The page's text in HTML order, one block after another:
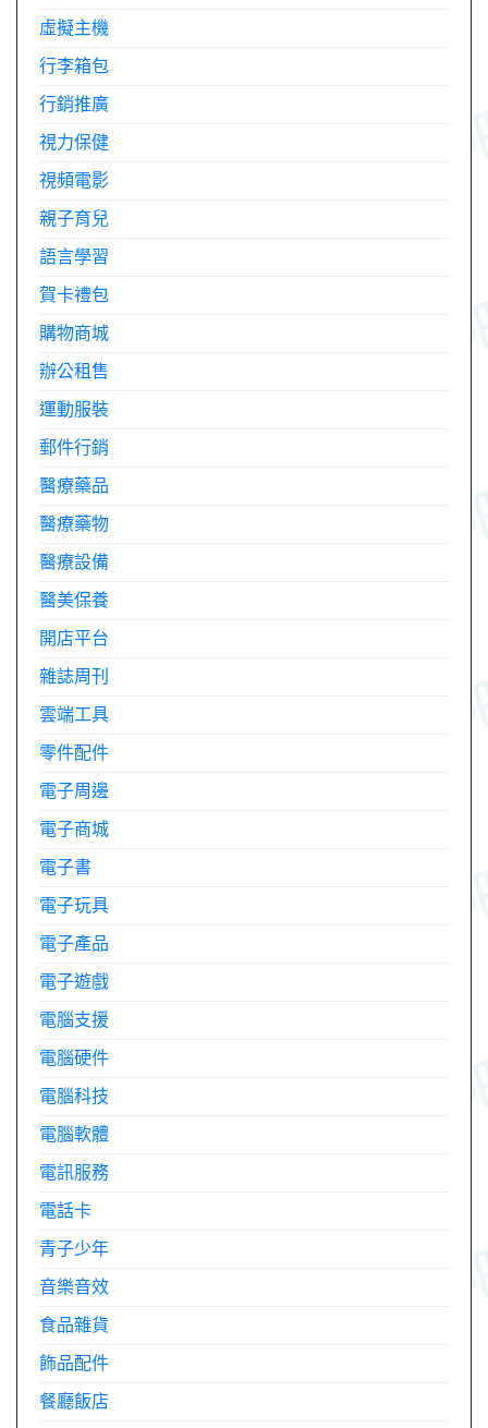
虛擬主機
行李箱包
行銷推廣
視力保健
視頻電影
親子育兒
語言學習
賀卡禮包
購物商城
辦公租售
運動服裝
郵件行銷
醫療藥品
醫療藥物
醫療設備
醫美保養
開店平台
雜誌周刊
雲端工具
零件配件
電子周邊
電子商城
電子書
電子玩具
電子產品
電子遊戲
電腦支援
電腦硬件
電腦科技
電腦軟體
電訊服務
電話卡
青子少年
音樂音效
食品雜貨
飾品配件
餐廳飯店